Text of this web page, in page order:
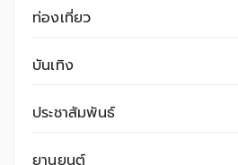
ท่องเที่ยว
บันเทิง
ประชาสัมพันธ์
ยานยนต์